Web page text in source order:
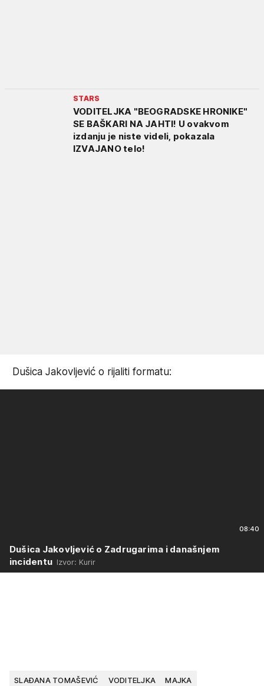
STARS
VODITELJKA "BEOGRADSKE HRONIKE"
SE BAŠKARI NA JAHTI! U ovakvom
izdanju je niste videli, pokazala
IZVAJANO telo!
Dušica Jakovljević o rijaliti formatu:
08:40
Dušica Jakovljević o Zadrugarima i današnjem
incidentu Izvor: Kurir
SLAĐANA TOMAŠEVIĆ VODITELJKA MAJKA